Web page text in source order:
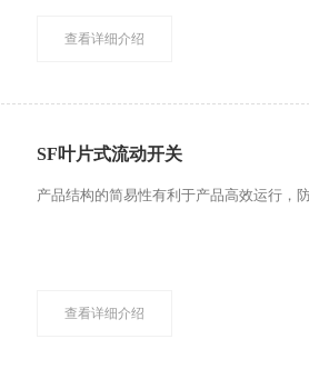
查看详细介绍
SF叶片式流动开关
产品结构的简易性有利于产品高效运行，
查看详细介绍